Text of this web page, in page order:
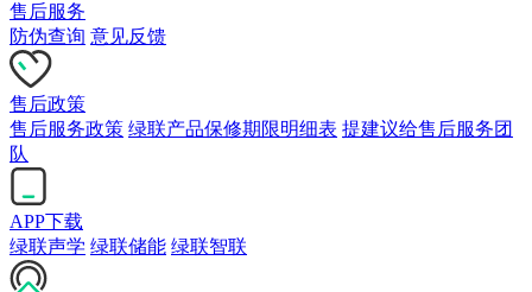
售后服务
防伪查询 意见反馈
售后政策
售后服务政策 绿联产品保修期限明细表 提建议给售后服务团
队
APP下载
绿联声学 绿联储能 绿联智联